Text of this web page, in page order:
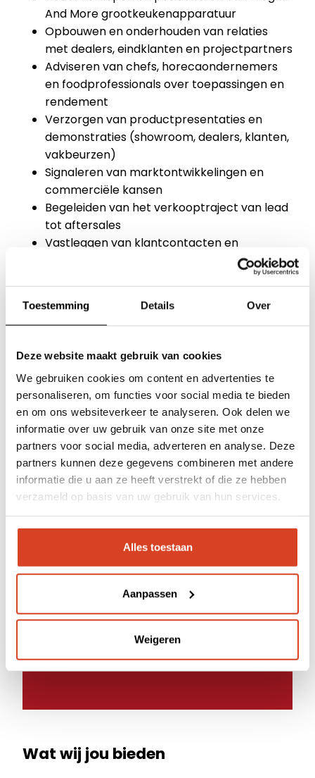
Toestemming Details Over
Deze website maakt gebruik van cookies
We gebruiken cookies om content en advertenties te
personaliseren, om functies voor social media te bieden
en om ons websiteverkeer te analyseren. Ook delen we
informatie over uw gebruik van onze site met onze
partners voor social media, adverteren en analyse. Deze
partners kunnen deze gegevens combineren met andere
informatie die u aan ze heeft verstrekt of die ze hebben
verzameld op basis van uw gebruik van hun services.
Alles toestaan
Aanpassen
Weigeren
Onze merken
Inspiratiesessies
Over Klop | Pro
Dealerportal
Support
Webshop
And More grootkeukenapparatuur
Opbouwen en onderhouden van relaties
met dealers, eindklanten en projectpartners
Adviseren van chefs, horecaondernemers
en foodprofessionals over toepassingen en
rendement
Verzorgen van productpresentaties en
demonstraties (showroom, dealers, klanten,
vakbeurzen)
Signaleren van marktontwikkelingen en
commerciële kansen
Begeleiden van het verkooptraject van lead
tot aftersales
Vastleggen van klantcontacten en
verkoopactiviteiten in het CRM-systeem
klantbeleving
Aantoonbare ervaring in de verkoop van
professionele grootkeukenapparatuur
Sterke commerciële -en
onderhandelingsvaardigheden
Culinaire achtergrond (chef of kitchen
manager) is een grote pré
Uitstekende beheersing van Nederlands en
Engels
Zelfstandig, ondernemend en
Professionele uitstraling en
overtuigingskracht
Ervaring met Office 365 en CRM-systemen
Wat wij jou bieden